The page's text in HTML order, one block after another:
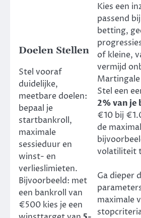
Doelen Stellen
Stel vooraf
duidelijke,
meetbare doelen:
bepaal je
startbankroll,
maximale
sessieduur en
winst- en
verlieslimieten.
Bijvoorbeeld: met
een bankroll van
€500 kies je een
Kies een
passend
betting,
of kleine,
vermijd
Stel een
2% van je
€10 bij
de
volatiliteit
Ga dieper
maximale